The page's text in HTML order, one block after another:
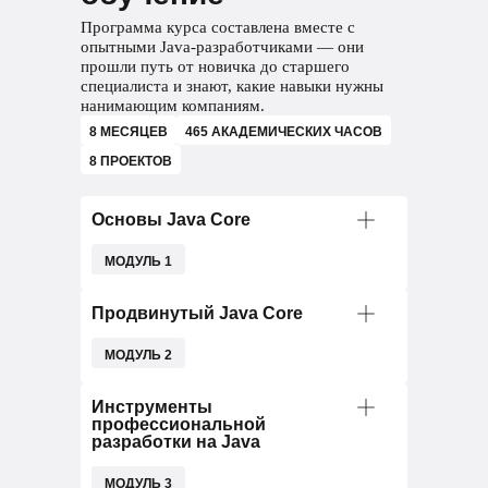
Программа курса составлена вместе с
опытными Java-разработчиками — они
прошли путь от новичка до старшего
специалиста и знают, какие навыки нужны
нанимающим компаниям.
8 МЕСЯЦЕВ
465 АКАДЕМИЧЕСКИХ ЧАСОВ
8 ПРОЕКТОВ
Основы Java Core
МОДУЛЬ 1
В финале вас ждет зачет и итоговый
В этом модуле узнаете:
что такое Java
Продвинутый Java Core
МОДУЛЬ 2
В финале вас ждет зачет и итоговый
проект.
Инструменты
профессиональной
разработки на Java
МОДУЛЬ 3